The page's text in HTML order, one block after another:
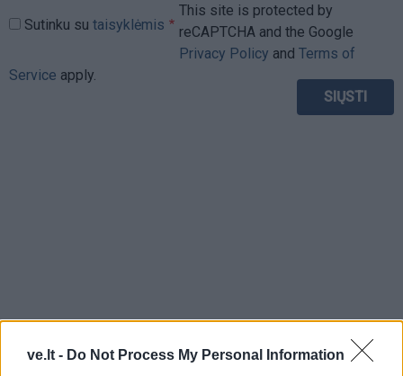
ve.lt - Do Not Process My Personal Information
Sutinku su taisyklėmis
This site is protected by
reCAPTCHA and the Google
Privacy Policy and Terms of
Service apply.